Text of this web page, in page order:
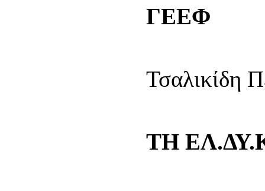
ΓΕΕΦ
Τσαλικίδη
ΤΗ